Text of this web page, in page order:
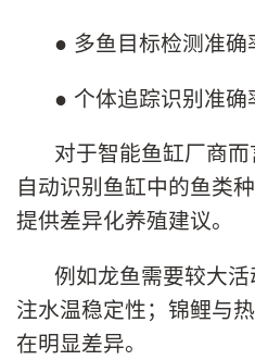
● 多鱼目标检测准确
● 个体追踪识别准确
对于智能鱼缸厂商
自动识别鱼缸中的鱼类
提供差异化养殖建议。
例如龙鱼需要较大
注水温稳定性；锦鲤与
在明显差异。